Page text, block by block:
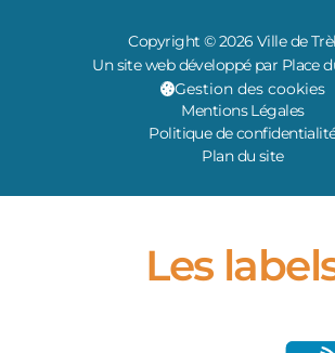
Copyright © 2026 Ville de
Un site web développé par Place
Gestion des cookies
Mentions Légales
Politique de
Plan du site
Les